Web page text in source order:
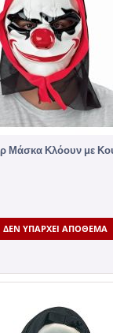
Μάσκα Κλόουν με
ΔΕΝ ΥΠΆΡΧΕΙ ΑΠΌΘΕΜΑ